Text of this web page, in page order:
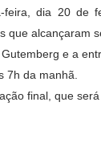
feira, dia 20 de
que alcançaram
e a
7h da manhã.
final, que